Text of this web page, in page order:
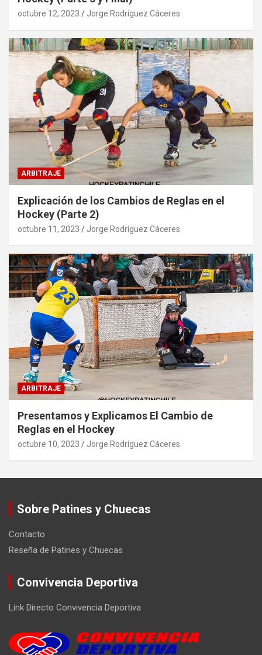
octubre 12, 2023 Jorge Rodríguez Cáceres
ARBITRAJE
Explicación de los Cambios de Reglas en el
Hockey (Parte 2)
octubre 11, 2023 Jorge Rodríguez Cáceres
ARBITRAJE
Presentamos y Explicamos El Cambio de
Reglas en el Hockey
octubre 10, 2023 Jorge Rodríguez Cáceres
Sobre Patines y Chuecas
Contacto
Reseña de Patines y Chuecas
Convivencia Deportiva
Link Directo Convivencia Deportiva